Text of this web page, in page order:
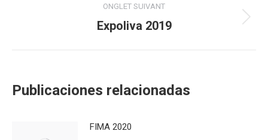
ONGLET SUIVANT
Onglet
Expoliva 2019
Publicaciones relacionadas
FIMA 2020